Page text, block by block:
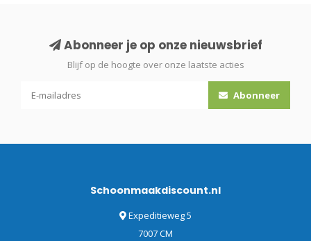
Abonneer je op onze nieuwsbrief
Blijf op de hoogte over onze laatste acties
Abonneer
Schoonmaakdiscount.nl
Expeditieweg 5
7007 CM